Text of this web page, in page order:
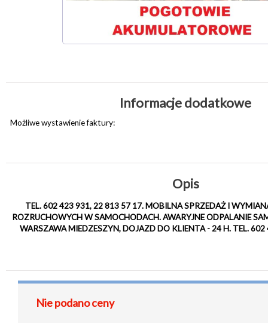
Informacje dodatkowe
Możliwe wystawienie faktury:
Opis
TEL. 602 423 931, 22 813 57 17. MOBILNA SPRZEDAŻ I
ROZRUCHOWYCH W SAMOCHODACH. AWARYJNE ODPALANIE
WARSZAWA MIEDZESZYN, DOJAZD DO KLIENTA - 24 H. TEL.
Nie podano ceny